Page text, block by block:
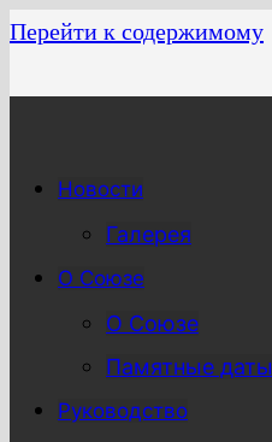
Перейти к содержимому
Новости
Галерея
О Союзе
О Союзе
Памятные даты
Руководство